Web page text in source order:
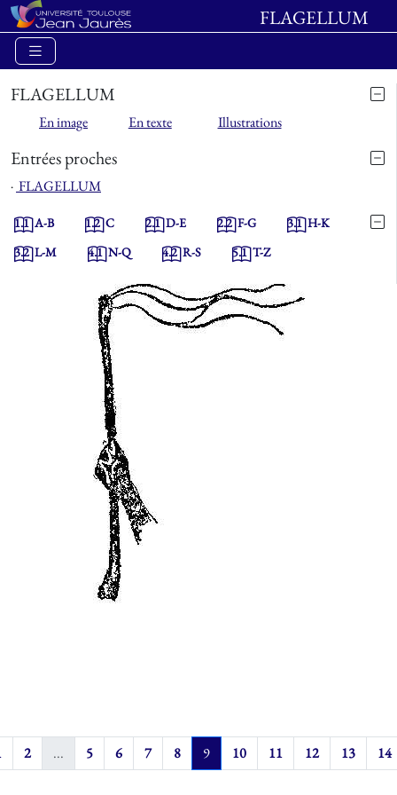
FLAGELLUM
FLAGELLUM
En image En texte Illustrations
Entrées proches
⋅ FLAGELLUM
1.1A-B 1.2C 2.1D-E 2.2F-G 3.1H-K
3.2L-M 4.1N-Q 4.2R-S 5.1T-Z
2 ... 5 6 7 8 9 10 11 12 13 14